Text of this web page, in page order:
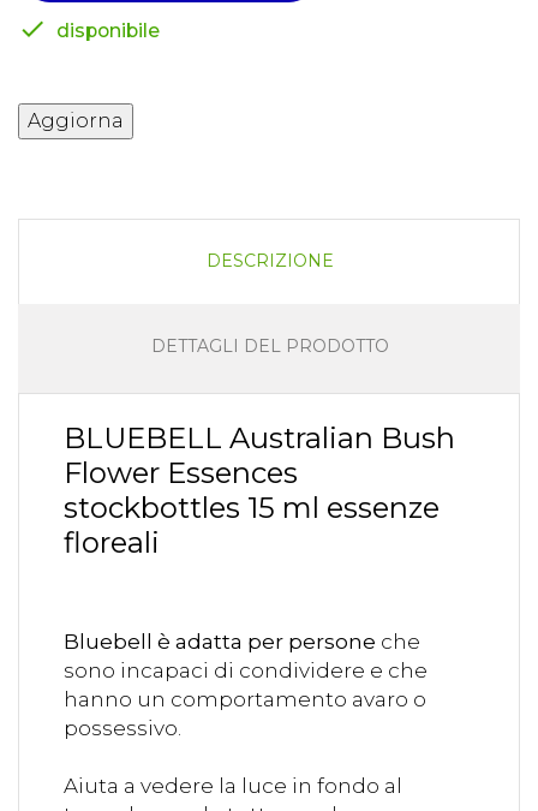
 disponibile
DESCRIZIONE
DETTAGLI DEL PRODOTTO
BLUEBELL Australian Bush
Flower Essences
stockbottles 15 ml essenze
floreali
Bluebell è adatta per persone che
sono incapaci di condividere e che
hanno un comportamento avaro o
possessivo.
Aiuta a vedere la luce in fondo al